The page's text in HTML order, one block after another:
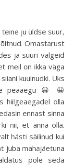
Omastarust
ja suuri valgeid
meil on ikka väga
kuulnudki. Üks
peaaegu 😀 😀
hiilgeaegadel olla
ennast sinna
nii, et anna olla.
hästi säilinud kui
juba mahajäetuna
pole seda